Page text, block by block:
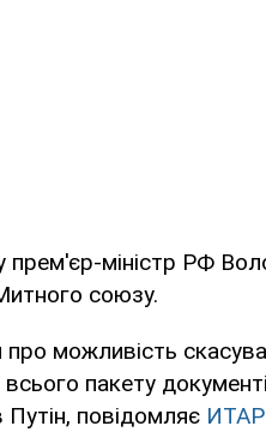
прем'єр-міністр РФ
союзу.
можливість
всього пакету
повідомляє